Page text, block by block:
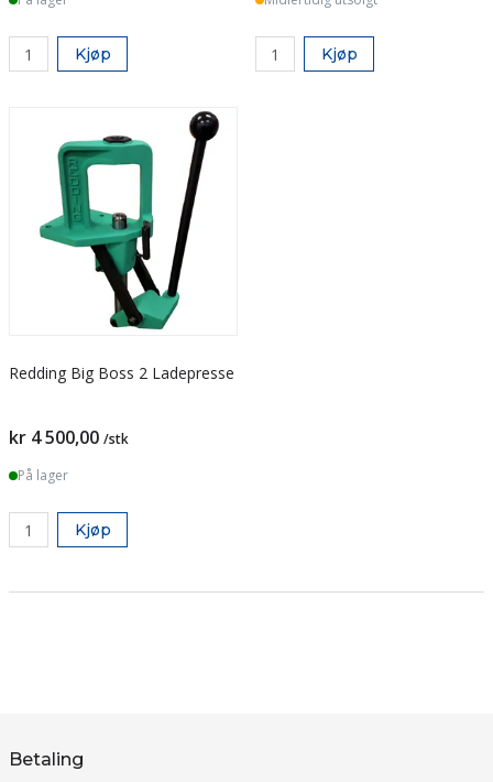
Kjøp Kjøp
Redding Big Boss 2 Ladepresse
kr 4 500,00 /stk
På lager
Kjøp
Betaling